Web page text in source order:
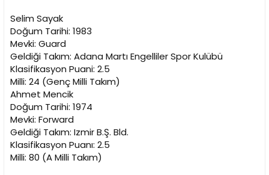
Selim Sayak
Doğum Tarihi: 1983
Mevki: Guard
Geldiği Takım: Adana Martı Engelliler Spor Kulübü
Klasifikasyon Puani: 2.5
Milli: 24 (Genç Milli Takım)
Ahmet Mencik
Doğum Tarihi: 1974
Mevki: Forward
Geldiği Takım: Izmir B.Ş. Bld.
Klasifikasyon Puanı: 2.5
Milli: 80 (A Milli Takım)